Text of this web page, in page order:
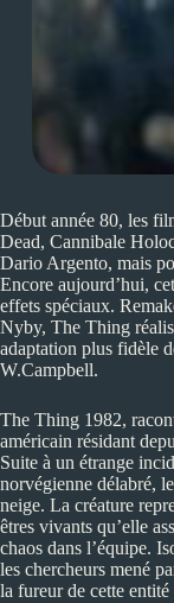
Début année 80, les
Dead, Cannibale
Dario Argento, mais
Encore aujourd’hui,
effets spéciaux.
Nyby, The Thing
adaptation plus fidèle
W.Campbell.
The Thing 1982,
américain résidant
Suite à un étrange
norvégienne délabré,
neige. La créature
êtres vivants qu’elle
chaos dans l’équipe.
les chercheurs mené
la fureur de cette entité